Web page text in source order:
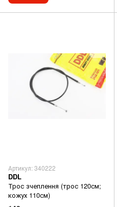
Артикул: 340222
DDL
Трос зчеплення (трос 120см;
кожух 110см)